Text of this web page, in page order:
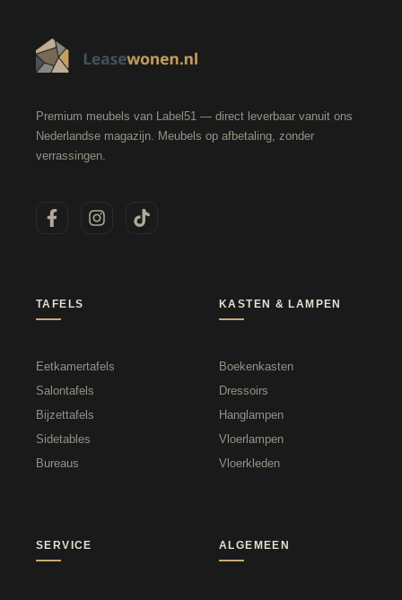
Premium meubels van Label51 — direct leverbaar vanuit ons
Nederlandse magazijn. Meubels op afbetaling, zonder
verrassingen.
TAFELS
Eetkamertafels
Salontafels
Bijzettafels
Sidetables
Bureaus
KASTEN & LAMPEN
Boekenkasten
Dressoirs
Hanglampen
Vloerlampen
Vloerkleden
SERVICE ALGEMEEN